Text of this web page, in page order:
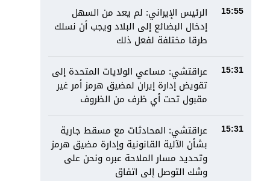
15:55
الرئيس الإيراني: لم يعد من السهل
إدخال البضائع إلى البلاد ويجب أن نسلك
طرقا مختلفة لفعل ذلك
15:31
عراقتشي: مساعي الولايات المتحدة إلى
تقويض إدارة إيران لمضيق هرمز أمر غير
مقبول تحت أي ظرف من الظروف
15:31
عراقتشي: المحادثات مع مسقط جارية
بشأن الآلية القانونية وإدارة مضيق هرمز
وتحديد مسار الملاحة عبره ونحن على
وشك التوصل إلى اتفاق